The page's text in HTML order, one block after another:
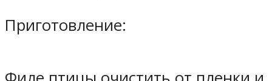
Приготовление: